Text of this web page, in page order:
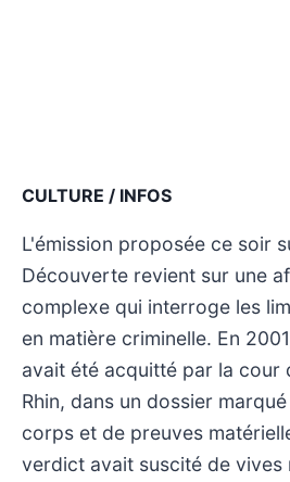
CULTURE / INFOS
L'émission proposée ce soir
Découverte revient sur une
complexe qui interroge les
en matière criminelle. En
avait été acquitté par la cour
Rhin, dans un dossier
corps et de preuves
verdict avait suscité de vives